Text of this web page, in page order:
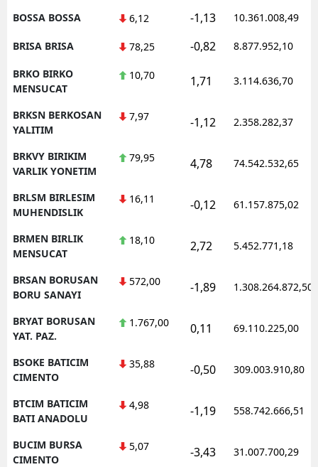
BOSSA BOSSA 6,12 -1,13 10.361.008,49
BRISA BRISA 78,25 -0,82 8.877.952,10
BRKO BIRKO
MENSUCAT
10,70 1,71 3.114.636,70
BRKSN BERKOSAN
YALITIM
7,97 -1,12 2.358.282,37
BRKVY BIRIKIM
VARLIK YONETIM
79,95 4,78 74.542.532,65
BRLSM BIRLESIM
MUHENDISLIK
16,11 -0,12 61.157.875,02
BRMEN BIRLIK
MENSUCAT
18,10 2,72 5.452.771,18
BRSAN BORUSAN
BORU SANAYI
572,00 -1,89 1.308.264.872,50
BRYAT BORUSAN
YAT. PAZ.
1.767,00 0,11 69.110.225,00
BSOKE BATICIM
CIMENTO
35,88 -0,50 309.003.910,80
BTCIM BATICIM
BATI ANADOLU
4,98 -1,19 558.742.666,51
BUCIM BURSA
CIMENTO
5,07 -3,43 31.007.700,29